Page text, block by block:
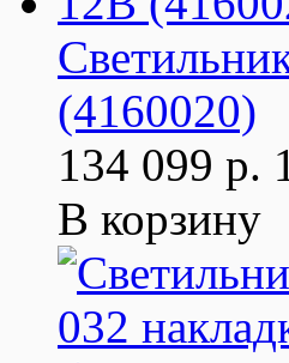
(4160020)
134 099 р.
В корзину